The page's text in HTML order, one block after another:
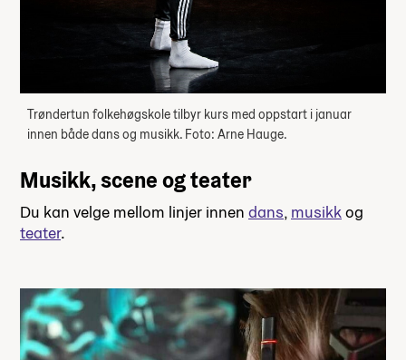
Musikk, scene og teater
Du kan velge mellom linjer innen dans, musikkog
teater.
Trøndertun folkehøgskole tilbyr kurs med oppstart i januar
innen både dans og musikk. Foto: Arne Hauge.